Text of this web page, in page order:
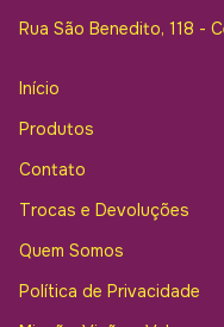
Rua São Benedito, 118 -
Início
Produtos
Contato
Trocas e Devoluções
Quem Somos
Política de Privacidade